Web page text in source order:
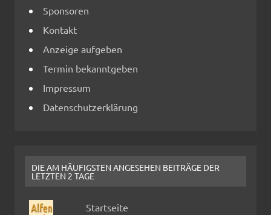
Sponsoren
Kontakt
Anzeige aufgeben
Termin bekanntgeben
Impressum
Datenschutzerklärung
DIE AM HÄUFIGSTEN ANGESEHEN BEITRÄGE DER
LETZTEN 2 TAGE
Startseite